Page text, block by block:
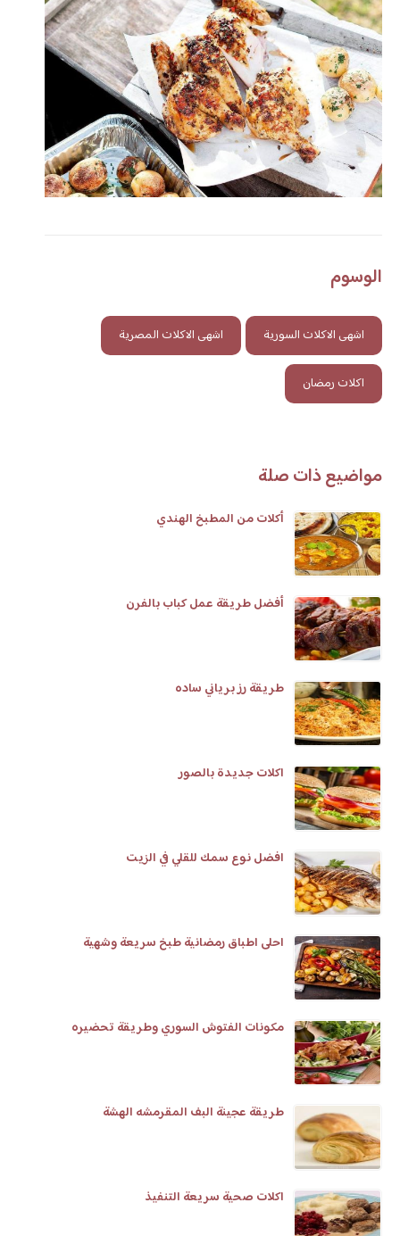
الوسوم
اشهى الاكلات السورية اشهى الاكلات المصرية
اكلات رمضان
مواضيع ذات صلة
أكلات من المطبخ الهندي
أفضل طريقة عمل كباب بالفرن
طريقة رز برياني ساده
اكلات جديدة بالصور
افضل نوع سمك للقلي في الزيت
احلى اطباق رمضانية طبخ سريعة وشهية
مكونات الفتوش السوري وطريقة تحضيره
طريقة عجينة البف المقرمشه الهشة
اكلات صحية سريعة التنفيذ